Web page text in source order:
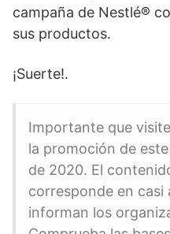
campaña de Nestlé®
sus productos.
¡Suerte!.
Importante que
la promoción de
de 2020. El
corresponde en casi
informan los